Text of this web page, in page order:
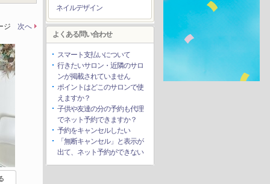
ジ 次へ
ネイルデザイン
よくある問い合わせ
スマート支払いについて
行きたいサロン・近隣のサロ
ンが掲載されていません
ポイントはどこのサロンで使
えますか？
子供や友達の分の予約も代理
でネット予約できますか？
予約をキャンセルしたい
「無断キャンセル」と表示が
出て、ネット予約ができない